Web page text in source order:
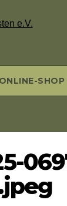
e.V.
ONLINE-SHOP